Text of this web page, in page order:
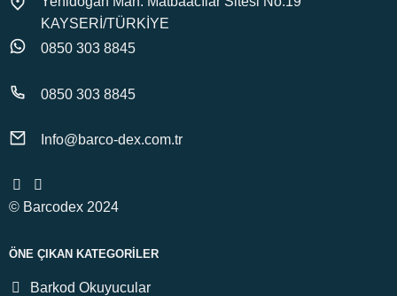
KAYSERİ/TÜRKİYE
0850 303 8845
0850 303 8845
Info@barco-dex.com.tr
© Barcodex 2024
ÖNE ÇIKAN KATEGORILER
Barkod Okuyucular